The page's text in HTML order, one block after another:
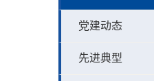
党建动态
先进典型